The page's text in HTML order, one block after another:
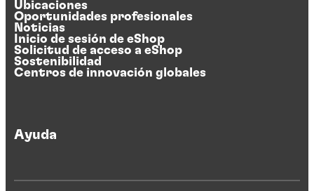
Ubicaciones
Oportunidades profesionales
Noticias
Inicio de sesión de eShop
Solicitud de acceso a eShop
Sostenibilidad
Centros de innovación globales
Ayuda